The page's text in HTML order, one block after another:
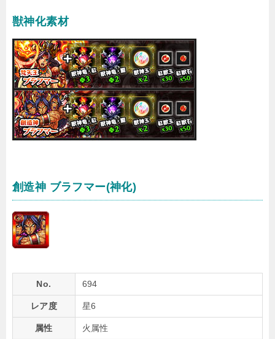
獣神化素材
創造神 ブラフマー(神化)
No. 694
レア度 星6
属性 火属性